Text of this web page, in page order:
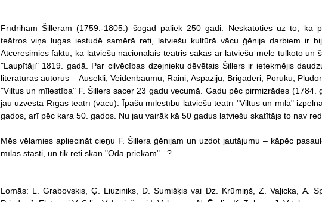
Frīdriham Šilleram (1759.-1805.) šogad paliek 250 gadi. Neskatoties uz to, ka
teātros viņa lugas iestudē samērā reti, latviešu kultūrā vācu ģēnija darbiem ir
Atcerēsimies faktu, ka latviešu nacionālais teātris sākās ar latviešu mēlē tulkoto un
"Laupītāji" 1819. gadā. Par cilvēcības dzejnieku dēvētais Šillers ir ietekmējis
literatūras autorus – Ausekli, Veidenbaumu, Raini, Aspaziju, Brigaderi, Poruku,
"Viltus un mīlestība" F. Šillers sacer 23 gadu vecumā. Gadu pēc pirmizrādes (1784.
jau uzvesta Rīgas teātrī (vācu). Īpašu mīlestību latviešu teātrī "Viltus un mīla"
gados, arī pēc kara 50. gados. Nu jau vairāk kā 50 gadus latviešu skatītājs to nav
Mēs vēlamies apliecināt cieņu F. Šillera ģēnijam un uzdot jautājumu – kāpēc
mīlas stāsti, un tik reti skan "Oda priekam"...?
Lomās: L. Grabovskis, Ģ. Liuziniks, D. Sumišķis vai Dz. Krūmiņš, Z. Vaļicka, A.